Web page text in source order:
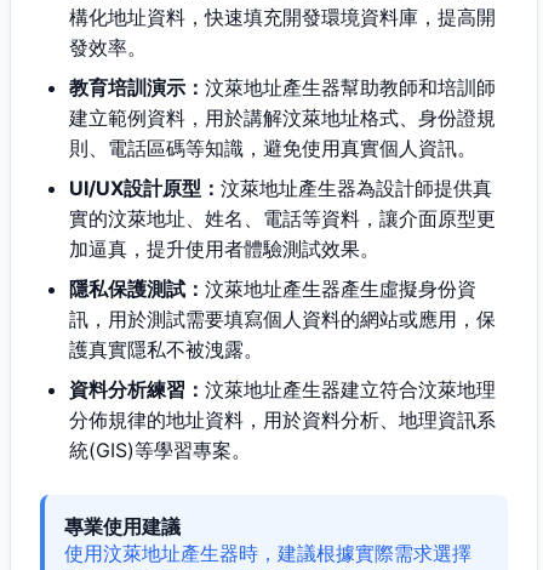
構化地址資料，快速填充開發環境資料庫，提高開
發效率。
教育培訓演示： 汶萊地址產生器幫助教師和培訓師
建立範例資料，用於講解汶萊地址格式、身份證規
則、電話區碼等知識，避免使用真實個人資訊。
UI/UX設計原型： 汶萊地址產生器為設計師提供真
實的汶萊地址、姓名、電話等資料，讓介面原型更
加逼真，提升使用者體驗測試效果。
隱私保護測試： 汶萊地址產生器產生虛擬身份資
訊，用於測試需要填寫個人資料的網站或應用，保
護真實隱私不被洩露。
資料分析練習： 汶萊地址產生器建立符合汶萊地理
分佈規律的地址資料，用於資料分析、地理資訊系
統(GIS)等學習專案。
專業使用建議
使用汶萊地址產生器時，建議根據實際需求選擇